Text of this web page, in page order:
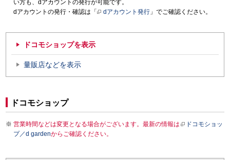
い方も、dアカウントの発行が可能です。
dアカウントの発行・確認は「
dアカウント発行 」でご確認ください。
ドコモショップを表示
量販店などを表示
ドコモショップ
営業時間などは変更となる場合がございます。最新の情報は
ドコモショッ
プ／d gardenからご確認ください。